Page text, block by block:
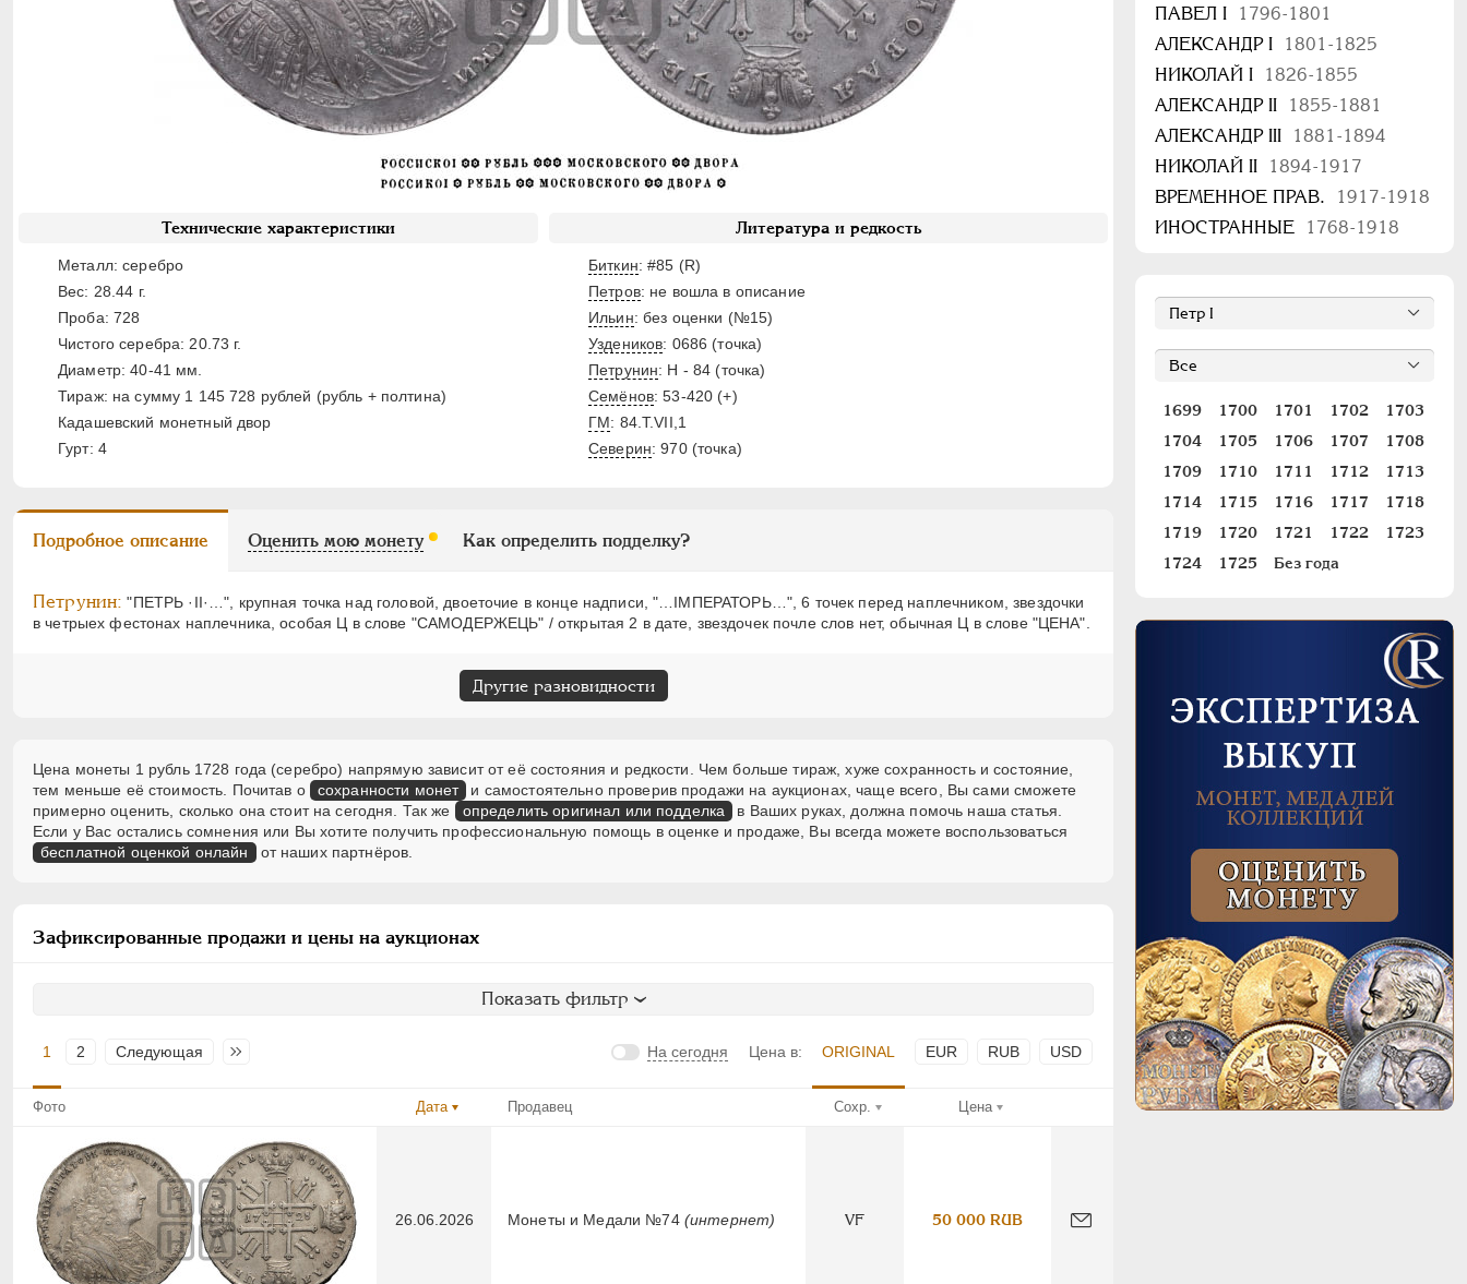
Технические характеристики
Металл: серебро
Вес: 28.44 г.
Проба: 728
Чистого серебра: 20.73 г.
Диаметр: 40-41 мм.
Тираж: на сумму 1 145 728 рублей (рубль + полтина)
Кадашевский монетный двор
Гурт: 4
Литература и редкость
Биткин: #85 (R)
Петров: не вошла в описание
Ильин: без оценки (№15)
Уздеников: 0686 (точка)
Петрунин: H - 84 (точка)
Семёнов: 53-420 (+)
ГМ: 84.T.VII,1
Северин: 970 (точка)
Подробное описание Оценить мою монету Как определить подделку?
Петрунин: "ПЕТРЬ ·II·…", крупная точка над головой, двоеточие в конце надписи, "…IМПЕРАТОРЬ…", 6 точек перед наплечником, звездочки
в четрыех фестонах наплечника, особая Ц в слове "САМОДЕРЖЕЦЬ" / открытая 2 в дате, звездочек почле слов нет, обычная Ц в слове "ЦЕНА".
Другие разновидности
Цена монеты 1 рубль 1728 года (серебро) напрямую зависит от её состояния и редкости. Чем больше тираж, хуже сохранность и состояние,
тем меньше её стоимость. Почитав о
сохранности монет
и самостоятельно проверив продажи на аукционах, чаще всего, Вы сами сможете
примерно оценить, сколько она стоит на сегодня. Так же
определить оригинал или подделка
в Ваших руках, должна помочь наша статья.
Если у Вас остались сомнения или Вы хотите получить профессиональную помощь в оценке и продаже, Вы всегда можете воспользоваться
бесплатной оценкой онлайн от наших партнёров.
Зафиксированные продажи и цены на аукционах
Показать фильтр
1 2 Следующая Последняя На сегодня Цена в: ORIGINAL EUR RUB USD
Фото Дата Продавец Сохр. Цена
26.06.2026 Монеты и Медали №74 (интернет) VF 50 000 RUB
ПАВЕЛ I
1796-1801
АЛЕКСАНДР I
1801-1825
НИКОЛАЙ I
1826-1855
АЛЕКСАНДР II
1855-1881
АЛЕКСАНДР III
1881-1894
НИКОЛАЙ II
1894-1917
ВРЕМЕННОЕ ПРАВ.
1917-1918
ИНОСТРАННЫЕ
1768-1918
1699 1700 1701 1702
1703
1704
1705 1706 1707
1708
1709
1710 1711 1712
1713
1714
1715 1716 1717
1718
1719
1720 1721 1722
1723
1724
1725 Без года